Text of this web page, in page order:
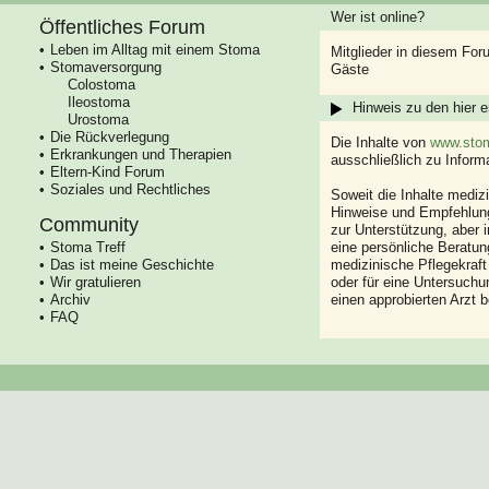
Öffentliches Forum
Leben im Alltag mit einem Stoma
Stomaversorgung
Colostoma
Ileostoma
Urostoma
Die Rückverlegung
Erkrankungen und Therapien
Eltern-Kind Forum
Soziales und Rechtliches
Community
Stoma Treff
Das ist meine Geschichte
Wir gratulieren
Archiv
FAQ
Wer ist online?
Mitglieder in diesem
Gäste
Hinweis zu den hier
Die Inhalte von
ausschließlich zu
Soweit die Inhalte
Hinweise und
zur Unterstützung, aber
eine persönliche
medizinische
oder für eine
einen approbierten Arzt